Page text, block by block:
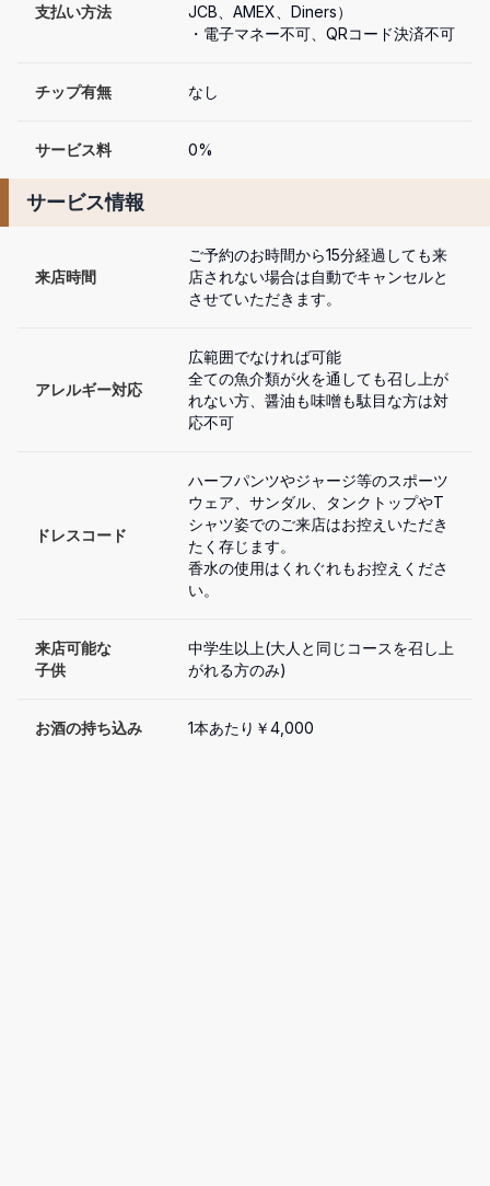
支払い方法
JCB、AMEX、Diners）
・電子マネー不可、QRコード決済不可
チップ有無 なし
サービス料 0%
サービス情報
来店時間
ご予約のお時間から15分経過しても来
店されない場合は自動でキャンセルと
させていただきます。
アレルギー対応
広範囲でなければ可能
全ての魚介類が火を通しても召し上が
れない方、醤油も味噌も駄目な方は対
応不可
ドレスコード
ハーフパンツやジャージ等のスポーツ
ウェア、サンダル、タンクトップやT
シャツ姿でのご来店はお控えいただき
たく存じます。
香水の使用はくれぐれもお控えくださ
い。
来店可能な
子供
中学生以上(大人と同じコースを召し上
がれる方のみ)
お酒の持ち込み 1本あたり￥4,000